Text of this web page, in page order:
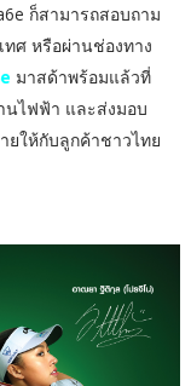
ก็สามารถสอบถาม
ทศ หรือผ่านช่องทาง
มาสด้าพร้อมแล้วที่
นไฟฟ้า และส่งมอบ
ยให้กับลูกค้าชาวไทย